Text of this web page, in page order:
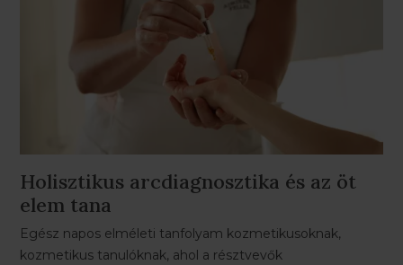
Holisztikus arcdiagnosztika és az öt
elem tana
Egész napos elméleti tanfolyam kozmetikusoknak,
kozmetikus tanulóknak, ahol a résztvevők